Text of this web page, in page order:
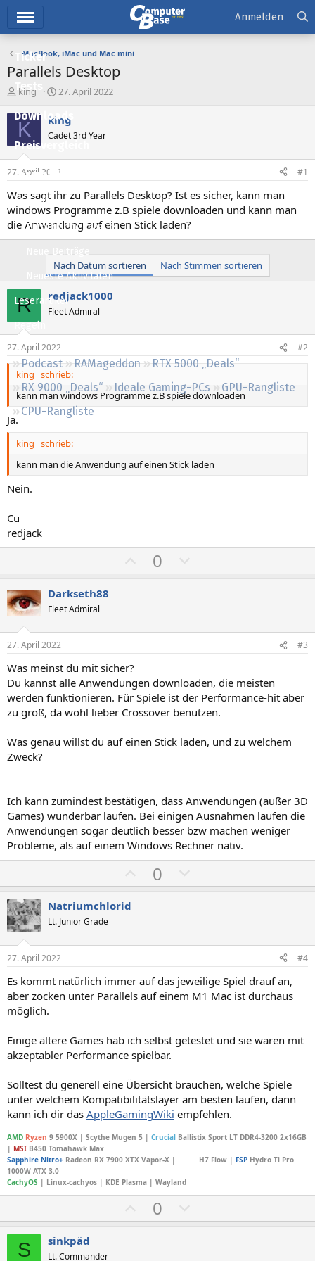
Ticker
Tests
Downloads
Preisvergleich
Forum
Aktuelles
Empfohlene Inhalte
Neue Beiträge
Neueste Aktivitäten
Leserartikel
Regeln
Podcast RAMageddon
RTX 5000 „Deals“
RX 9000 „Deals“
Ideale Gaming-PCs
GPU-Rangliste
CPU-Rangliste
Anmelden
MacBook, iMac und Mac mini
Parallels Desktop
E
s
e
e
r
king_
E
s
e
l
t
a
m
27. April 2022
K king_
Cadet 3rd Year
27. April 2022 #1
Was sagt ihr zu Parallels Desktop? Ist es sicher, kann man
windows Programme z.B spiele downloaden und kann man
die Anwendung auf einen Stick laden?
Nach Datum sortieren Nach Stimmen sortieren
R redjack1000
Fleet Admiral
27. April 2022 #2
king_ schrieb:
kann man windows Programme z.B spiele downloaden
Ja.
king_ schrieb:
kann man die Anwendung auf einen Stick laden
Nein.
Cu
redjack
o
t
v
e
S
t
m
0
e
t
v
e
S
t
m
Darkseth88
Fleet Admiral
27. April 2022 #3
Was meinst du mit sicher?
Du kannst alle Anwendungen downloaden, die meisten
werden funktionieren. Für Spiele ist der Performance-hit aber
zu groß, da wohl lieber Crossover benutzen.
Was genau willst du auf einen Stick laden, und zu welchem
Zweck?
Ich kann zumindest bestätigen, dass Anwendungen (außer 3D
Games) wunderbar laufen. Bei einigen Ausnahmen laufen die
Anwendungen sogar deutlich besser bzw machen weniger
Probleme, als auf einem Windows Rechner nativ.
o
t
v
e
S
i
m
m
e
0
e
t
v
e
S
i
m
e
Natriumchlorid
Lt. Junior Grade
27. April 2022 #4
Es kommt natürlich immer auf das jeweilige Spiel drauf an,
aber zocken unter Parallels auf einem M1 Mac ist durchaus
möglich.
Einige ältere Games hab ich selbst getestet und sie waren mit
akzeptabler Performance spielbar.
Solltest du generell eine Übersicht brauchen, welche Spiele
unter welchem Kompatibilitätslayer am besten laufen, dann
kann ich dir das AppleGamingWiki empfehlen.
AMD Ryzen 9 5900X | Scythe Mugen 5 | Crucial Ballistix Sport LT DDR4-3200 2x16GB
| MSI B450 Tomahawk Max
Sapphire Nitro+ Radeon RX 7900 XTX Vapor-X | H7 Flow | FSP Hydro Ti Pro
1000W ATX 3.0
CachyOS | Linux-cachyos | KDE Plasma | Wayland
o
0
e
S sinkpäd
Lt. Commander